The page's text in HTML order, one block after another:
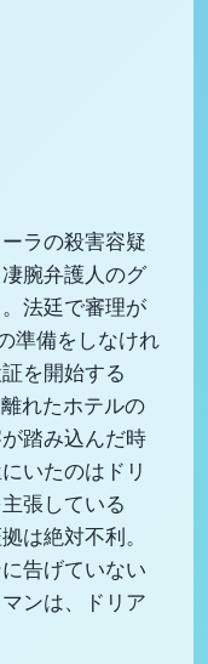
ラの殺害容疑
腕弁護人のグ
法廷で審理が
準備をしなけれ
を開始する
れたホテルの
踏み込んだ時
いたのはドリ
張している
は絶対不利。
告げていない
ンは、ドリア